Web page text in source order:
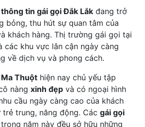
thông tin gái gọi Đắk Lắk đang trở
bỏng, thu hút sự quan tâm của
khách hàng. Thị trường gái gọi tại
các khu vực lân cận ngày càng
về dịch vụ và phong cách.
Thuột hiện nay chủ yếu tập
nàng xinh đẹp và có ngoại hình
cầu ngày càng cao của khách
trẻ trung, năng động. Các gái gọi
trong năm này đều sở hữu những